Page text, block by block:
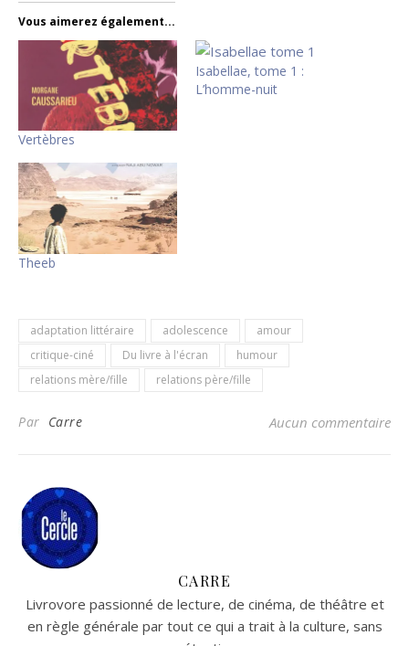
Vous aimerez également...
Vertèbres
Isabellae, tome 1 :
L’homme-nuit
Theeb
adaptation littéraire adolescence
amour
critique-ciné
Du livre à l'écran
humour
relations mère/fille
relations père/fille
Par Carre Aucun commentaire
CARRE
Livrovore passionné de lecture, de cinéma, de théâtre et
en règle générale par tout ce qui a trait à la culture, sans